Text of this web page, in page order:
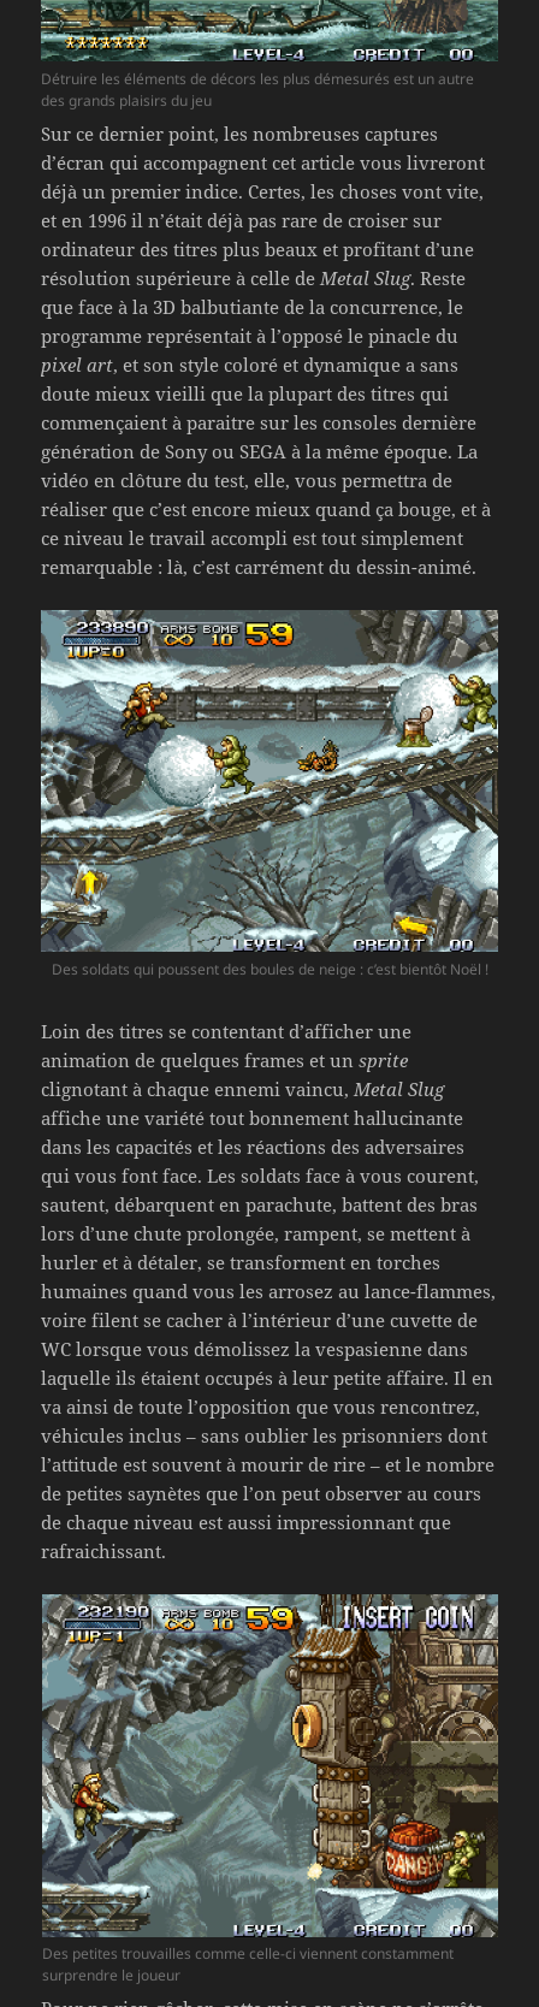
Détruire les éléments de décors les plus démesurés est un autre
des grands plaisirs du jeu
Sur ce dernier point, les nombreuses captures
d’écran qui accompagnent cet article vous livreront
déjà un premier indice. Certes, les choses vont vite,
et en 1996 il n’était déjà pas rare de croiser sur
ordinateur des titres plus beaux et profitant d’une
résolution supérieure à celle de Metal Slug. Reste
que face à la 3D balbutiante de la concurrence, le
programme représentait à l’opposé le pinacle du
pixel art, et son style coloré et dynamique a sans
doute mieux vieilli que la plupart des titres qui
commençaient à paraitre sur les consoles dernière
génération de Sony ou SEGA à la même époque. La
vidéo en clôture du test, elle, vous permettra de
réaliser que c’est encore mieux quand ça bouge, et à
ce niveau le travail accompli est tout simplement
remarquable : là, c’est carrément du dessin-animé.
Des soldats qui poussent des boules de neige : c’est bientôt Noël !
Loin des titres se contentant d’afficher une
animation de quelques frames et unsprite
clignotant à chaque ennemi vaincu,Metal Slug
affiche une variété tout bonnement hallucinante
dans les capacités et les réactions des adversaires
qui vous font face. Les soldats face à vous courent,
sautent, débarquent en parachute, battent des bras
lors d’une chute prolongée, rampent, se mettent à
hurler et à détaler, se transforment en torches
humaines quand vous les arrosez au lance-flammes,
voire filent se cacher à l’intérieur d’une cuvette de
WC lorsque vous démolissez la vespasienne dans
laquelle ils étaient occupés à leur petite affaire. Il en
va ainsi de toute l’opposition que vous rencontrez,
véhicules inclus – sans oublier les prisonniers dont
l’attitude est souvent à mourir de rire – et le nombre
de petites saynètes que l’on peut observer au cours
de chaque niveau est aussi impressionnant que
rafraichissant.
Des petites trouvailles comme celle-ci viennent constamment
surprendre le joueur